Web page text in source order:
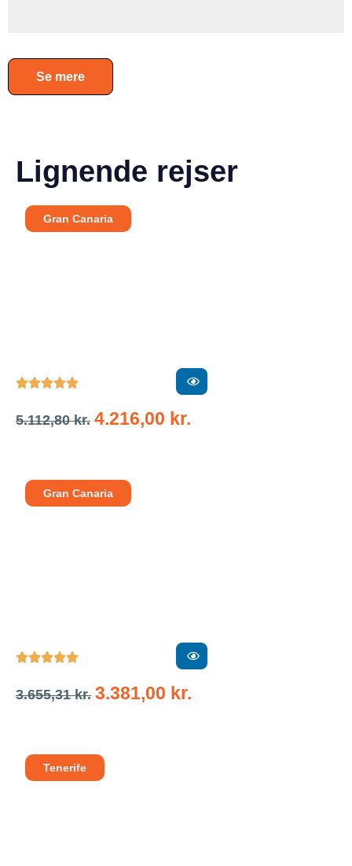
Se mere
Lignende rejser
Gran Canaria

5.112,80kr. 4.216,00 kr.
Gran Canaria

3.655,31kr. 3.381,00 kr.
Tenerife